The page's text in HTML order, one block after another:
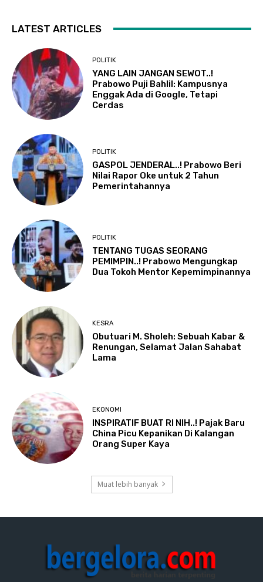
LATEST ARTICLES
POLITIK
YANG LAIN JANGAN SEWOT..!
Prabowo Puji Bahlil: Kampusnya
Enggak Ada di Google, Tetapi
Cerdas
POLITIK
GASPOL JENDERAL..! Prabowo Beri
Nilai Rapor Oke untuk 2 Tahun
Pemerintahannya
POLITIK
TENTANG TUGAS SEORANG
PEMIMPIN..! Prabowo Mengungkap
Dua Tokoh Mentor Kepemimpinannya
KESRA
Obutuari M. Sholeh: Sebuah Kabar &
Renungan, Selamat Jalan Sahabat
Lama
EKONOMI
INSPIRATIF BUAT RI NIH..! Pajak Baru
China Picu Kepanikan Di Kalangan
Orang Super Kaya
Muat lebih banyak